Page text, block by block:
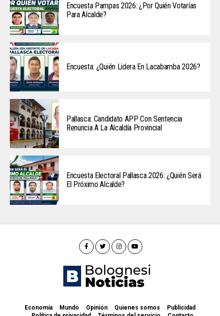
Encuesta Pampas 2026: ¿Por Quién Votarías
Para Alcalde?
Encuesta: ¿Quién Lidera En Lacabamba 2026?
Pallasca: Candidato APP Con Sentencia
Renuncia A La Alcaldía Provincial
Encuesta Electoral Pallasca 2026: ¿Quién Será
El Próximo Alcalde?
Economía Mundo Opinión Quienes somos
Publicidad